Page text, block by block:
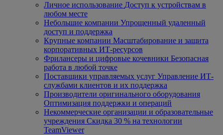
Личное использование Доступ к устройствам в
любом месте
Небольшие компании Упрощенный удаленный
доступ и поддержка
Крупные компании Масштабирование и защита
корпоративных ИТ-ресурсов
Фрилансеры и цифровые кочевники Безопасная
работа в любой точке
Поставщики управляемых услуг Управление ИТ-
службами клиентов и их поддержка
Производители оригинального оборудования
Оптимизация поддержки и операций
Некоммерческие организации и образовательные
учреждения Скидка 30 % на технологии
TeamViewer